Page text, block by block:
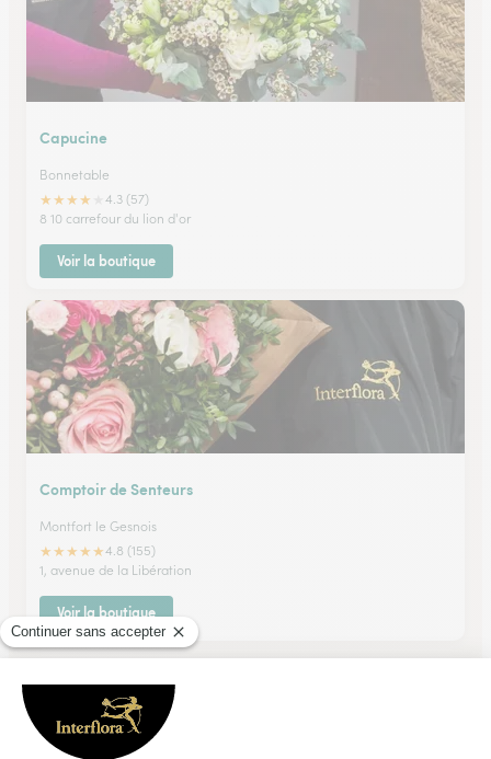
Capucine
Bonnetable
★★★★
4.3 (57)
8 10 carrefour du lion d'or
Voir la boutique
Comptoir de Senteurs
Montfort le Gesnois
★★★★★4.8 (155)
1, avenue de la Libération
Voir la boutique
Ils ont fait livrer des fleurs ou une plante à